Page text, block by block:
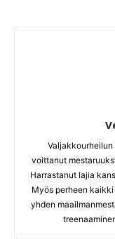
voittanut
Harrastanut lajia
Myös perheen
yhden